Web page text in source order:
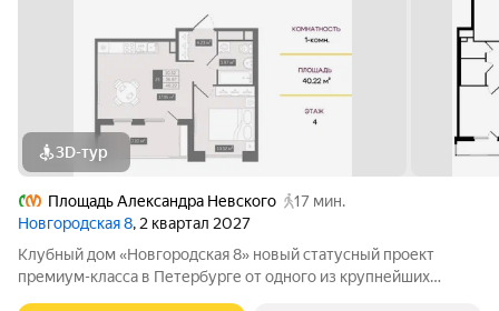
3D-тур
Площадь Александра Невского
17 мин.
Новгородская 8, 2 квартал 2027
Клубный дом «Новгородская 8» новый статусный проект
премиум-класса в Петербурге от одного из крупнейших